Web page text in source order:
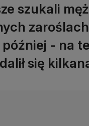
szukali
- na
się